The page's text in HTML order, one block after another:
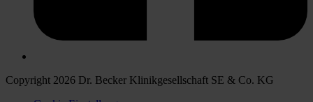
Copyright 2026 Dr. Becker Klinikgesellschaft SE & Co. KG